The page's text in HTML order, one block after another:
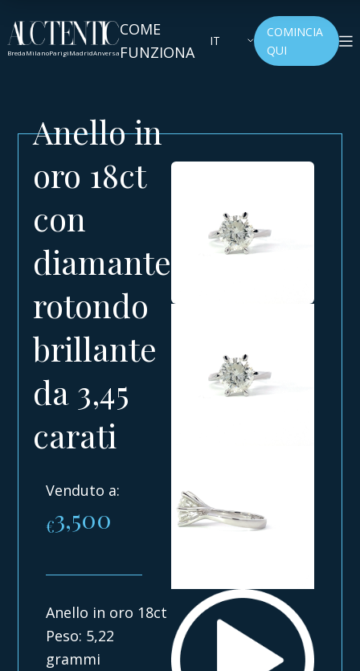
BredaMilanoParigiMadridAnversa
COME
FUNZIONA
IT
COMINCIA
QUI
Anello in
oro 18ct
con
diamante
rotondo
brillante
da 3,45
carati
Venduto a:
€3,500
Anello in oro 18ct
Peso: 5,22
grammi